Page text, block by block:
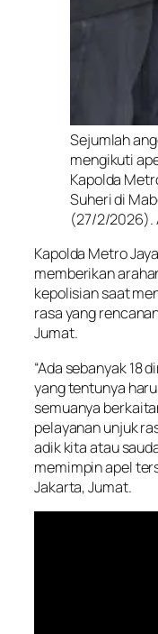
Sejumlah
mengikuti
Kapolda
Suheri di
(27/2/2026).
Kapolda Metro
memberikan
kepolisian saat
rasa yang
Jumat.
“Ada sebanyak 18
yang tentunya
semuanya
pelayanan unjuk
adik kita atau
memimpin apel
Jakarta, Jumat.